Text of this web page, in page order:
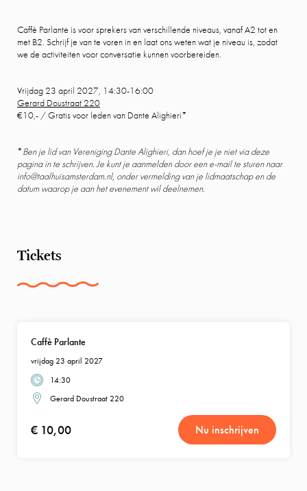
Caffè Parlante is voor sprekers van verschillende niveaus, vanaf A2 tot en
met B2. Schrijf je van te voren in en laat ons weten wat je niveau is, zodat
we de activiteiten voor conversatie kunnen voorbereiden.
Vrijdag 23 april 2027, 14:30-16:00
Gerard Doustraat 220
€10,- / Gratis voor leden van Dante Alighieri*
*Ben je lid van Vereniging Dante Alighieri, dan hoef je je niet via deze
pagina in te schrijven. Je kunt je aanmelden door een e-mail te sturen naar
info@taalhuisamsterdam.nl, onder vermelding van je lidmaatschap en de
datum waarop je aan het evenement wil deelnemen.
Tickets
Caffè Parlante
vrijdag 23 april 2027
14:30
Gerard Doustraat 220
€ 10,00 Nu inschrijven